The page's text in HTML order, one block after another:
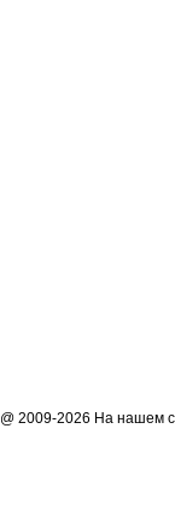
@ 2009-2026 На нашем